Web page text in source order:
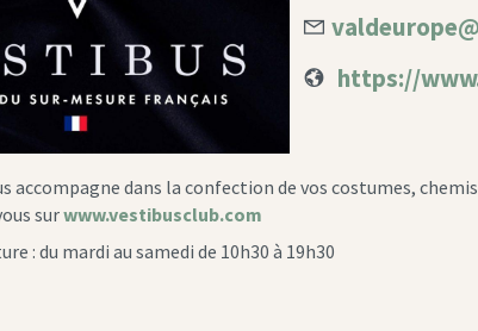
https://
accompagne dans la confection de vos costumes,
surwww.vestibusclub.com
: du mardi au samedi de 10h30 à 19h30